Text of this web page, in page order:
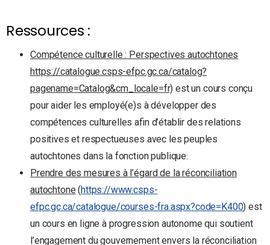
Ressources :
Compétence culturelle : Perspectives autochtones
https://catalogue.csps-efpc.gc.ca/catalog?
pagename=Catalog&cm_locale=fr) est un cours conçu
pour aider les employé(e)s à développer des
compétences culturelles afin d’établir des relations
positives et respectueuses avec les peuples
autochtones dans la fonction publique.
Prendre des mesures à l’égard de la réconciliation
autochtone (https://www.csps-
efpc.gc.ca/catalogue/courses-fra.aspx?code=K400) est
un cours en ligne à progression autonome qui soutient
l’engagement du gouvernement envers la réconciliation